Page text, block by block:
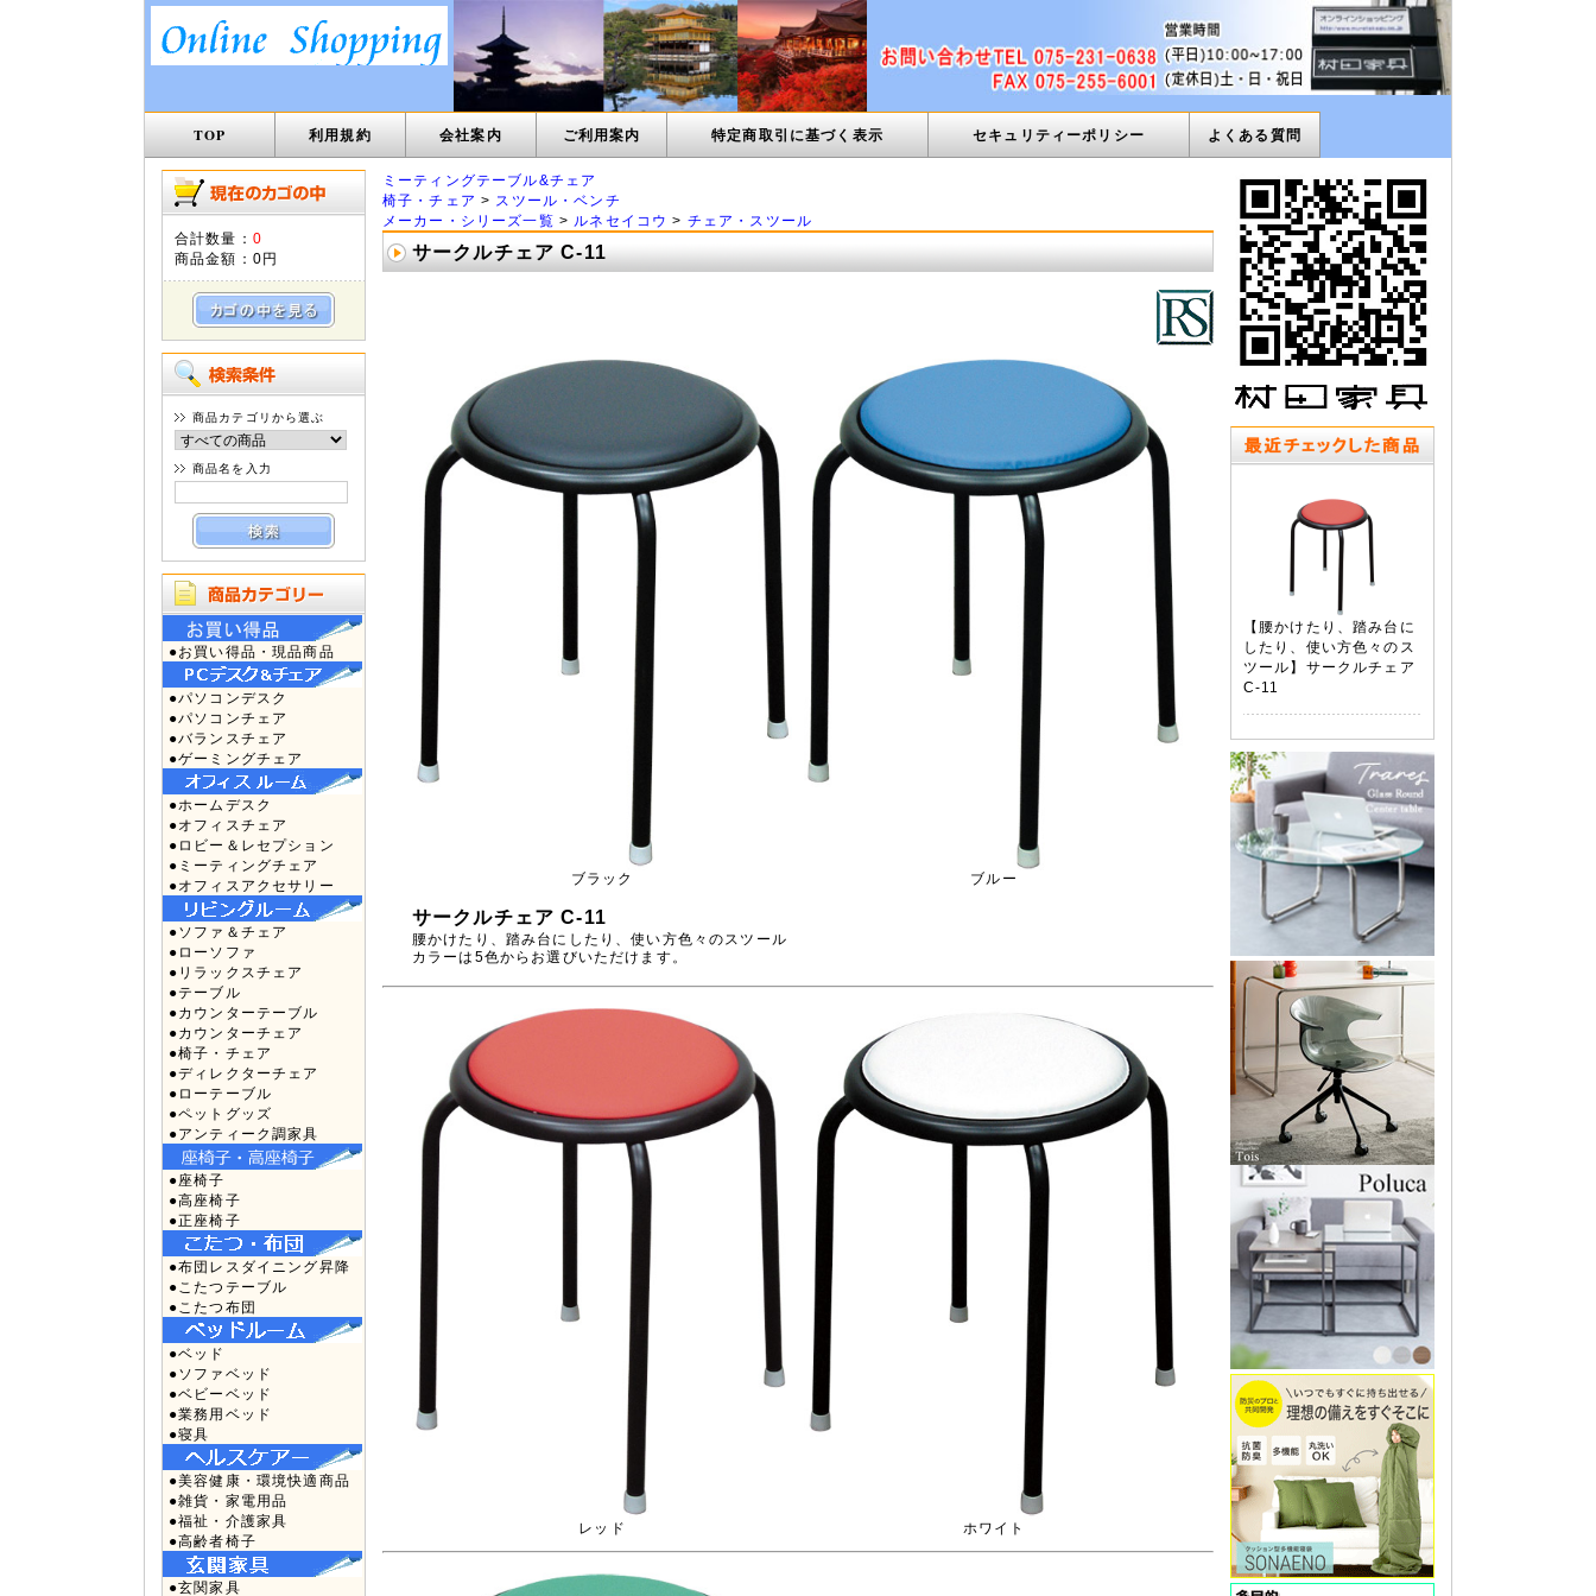
TOP 利用規約 会社案内 ご利用案内 特定商取引に基づく表示 セキュリティーポリシー よくある質問
合計数量： 0
商品金額： 0円
商品カテゴリから選ぶ
商品名を入力
●お買い得品・現品商品
●パソコンデスク
●パソコンチェア
●バランスチェア
●ゲーミングチェア
●ホームデスク
●オフィスチェア
●ロビー＆レセプション
●ミーティングチェア
●オフィスアクセサリー
●ソファ＆チェア
●ローソファ
●リラックスチェア
●テーブル
●カウンターテーブル
●カウンターチェア
●椅子・チェア
●ディレクターチェア
●ローテーブル
●ペットグッズ
●アンティーク調家具
●座椅子
●高座椅子
●正座椅子
●布団レスダイニング昇降
●こたつテーブル
●こたつ布団
●ベッド
●ソファベッド
●ベビーベッド
●業務用ベッド
●寝具
●美容健康・環境快適商品
●雑貨・家電用品
●福祉・介護家具
●高齢者椅子
●玄関家具
ミーティングテーブル&チェア
椅子・チェア > スツール・ベンチ
メーカー・シリーズ一覧 > ルネセイコウ > チェア・スツール
サークルチェア C-11
ブラック ブルー
サークルチェア C-11
腰かけたり、踏み台にしたり、使い方色々のスツール
カラーは5色からお選びいただけます。
レッド ホワイト
【腰かけたり、踏み台に
したり、使い方色々のス
ツール】サークルチェア
C-11